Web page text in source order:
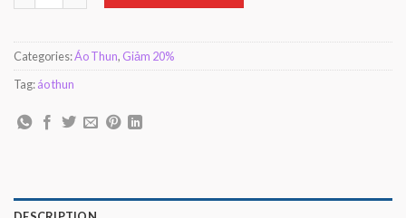
Categories:Áo Thun, Giảm 20%
Tag:áo thun